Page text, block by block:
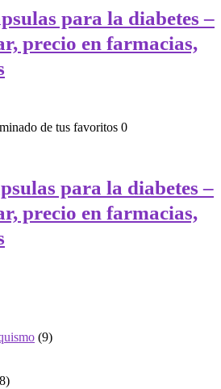
para la diabetes –
precio en farmacias,
de tus favoritos 0
para la diabetes –
precio en farmacias,
(9)